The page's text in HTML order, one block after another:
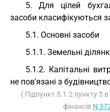
5. Для цілей
засоби класифікуються
5.1. Основні засоби
5.1.1. Земельні
5.1.2. Капітальні
не пов'язані з
( Підпункт 5.1.2 пункту 5 в
фінансів N